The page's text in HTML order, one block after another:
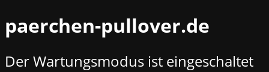
paerchen-pullover.de
Der Wartungsmodus ist eingeschaltet